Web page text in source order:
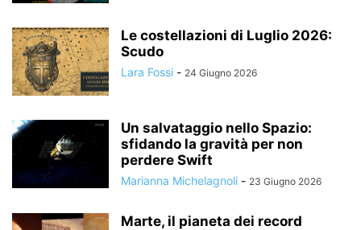
Le costellazioni di Luglio 2026:
Scudo
Lara Fossi - 24 Giugno 2026
Un salvataggio nello Spazio:
sfidando la gravità per non
perdere Swift
Marianna Michelagnoli - 23 Giugno 2026
Marte, il pianeta dei record